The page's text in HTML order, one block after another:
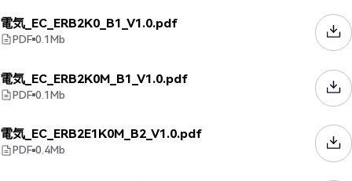
電気_EC_ERB2K0_B1_V1.0.pdf
PDF 0.1Mb
電気_EC_ERB2K0M_B1_V1.0.pdf
PDF 0.1Mb
電気_EC_ERB2E1K0M_B2_V1.0.pdf
PDF 0.4Mb